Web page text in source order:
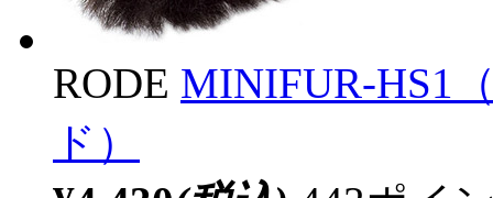
RODE MINIFUR-HS1
ド）